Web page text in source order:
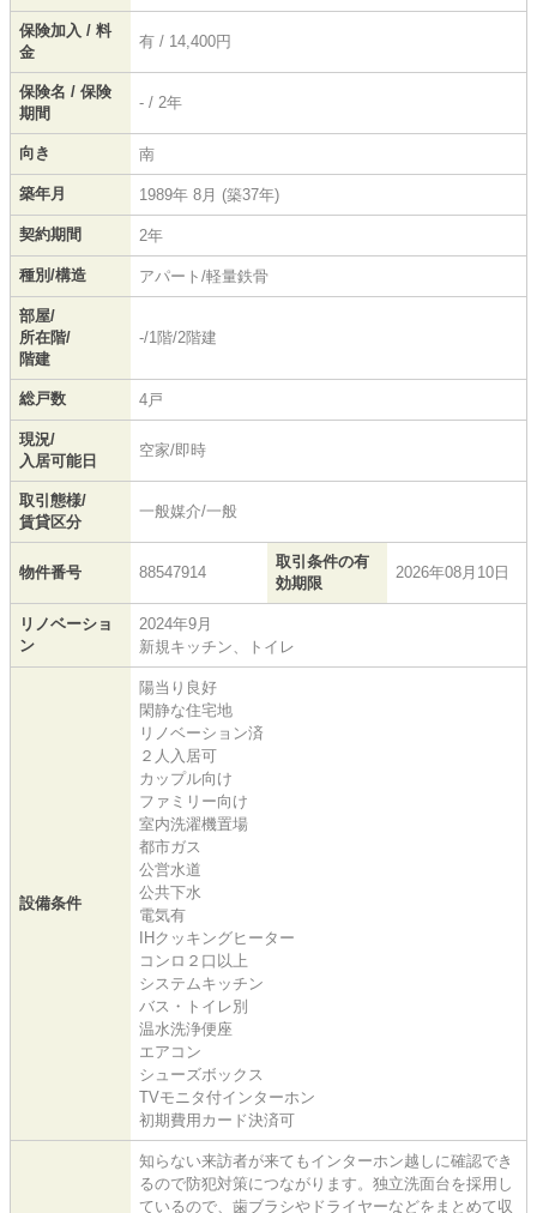
保険加入 / 料
金
有 / 14,400円
保険名 / 保険
期間
- / 2年
向き 南
築年月 1989年 8月 (築37年)
契約期間 2年
種別/構造 アパート/軽量鉄骨
部屋/
所在階/
階建
-/1階/2階建
総戸数 4戸
現況/
入居可能日
空家/即時
取引態様/
賃貸区分
一般媒介/一般
物件番号 88547914
取引条件の有
効期限
2026年08月10日
リノベーショ
ン
2024年9月
新規キッチン、トイレ
設備条件
陽当り良好
閑静な住宅地
リノベーション済
２人入居可
カップル向け
ファミリー向け
室内洗濯機置場
都市ガス
公営水道
公共下水
電気有
IHクッキングヒーター
コンロ２口以上
システムキッチン
バス・トイレ別
温水洗浄便座
エアコン
シューズボックス
TVモニタ付インターホン
初期費用カード決済可
知らない来訪者が来てもインターホン越しに確認でき
るので防犯対策につながります。独立洗面台を採用し
ているので、歯ブラシやドライヤーなどをまとめて収